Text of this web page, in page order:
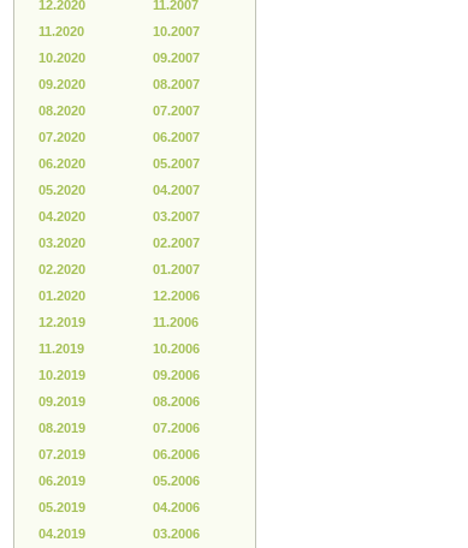
12.2020
11.2020
10.2020
09.2020
08.2020
07.2020
06.2020
05.2020
04.2020
03.2020
02.2020
01.2020
12.2019
11.2019
10.2019
09.2019
08.2019
07.2019
06.2019
05.2019
04.2019
11.2007
10.2007
09.2007
08.2007
07.2007
06.2007
05.2007
04.2007
03.2007
02.2007
01.2007
12.2006
11.2006
10.2006
09.2006
08.2006
07.2006
06.2006
05.2006
04.2006
03.2006